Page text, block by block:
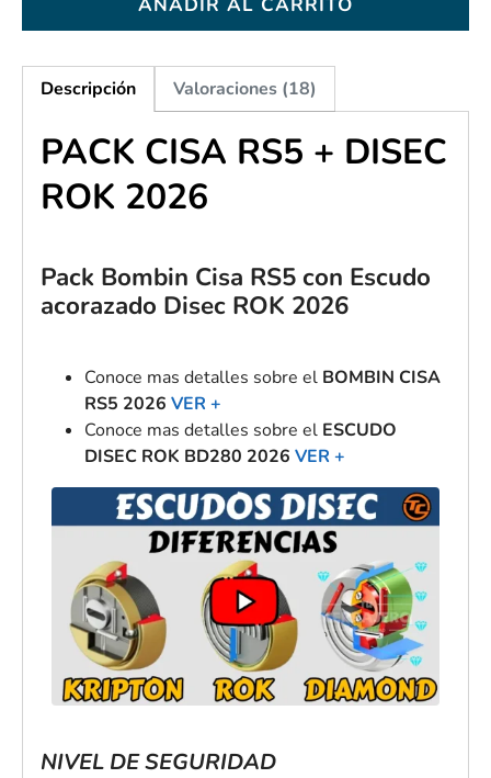
Descripción Valoraciones (18)
PACK CISA RS5 + DISEC
ROK 2026
Pack Bombin Cisa RS5 con Escudo
acorazado Disec ROK 2026
Conoce mas detalles sobre el BOMBIN CISA
RS5 2026 VER +
Conoce mas detalles sobre el ESCUDO
DISEC ROK BD280 2026 VER +
NIVEL DE SEGURIDAD